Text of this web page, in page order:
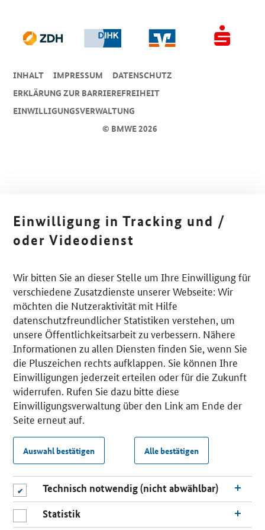
© BMWE 2026
INHALT IMPRESSUM
DA­TEN­SCHUTZ
ERKLÄRUNG ZUR BARRIEREFREIHEIT
EINWILLIGUNGSVERWALTUNG
Einwilligung in Tracking und /
oder Videodienst
Wir bitten Sie an dieser Stelle um Ihre Einwilligung für
verschiedene Zusatzdienste unserer Webseite: Wir
möchten die Nutzeraktivität mit Hilfe
datenschutzfreundlicher Statistiken verstehen, um
unsere Öffentlichkeitsarbeit zu verbessern. Nähere
Informationen zu allen Diensten finden Sie, wenn Sie
die Pluszeichen rechts aufklappen. Sie können Ihre
Einwilligungen jederzeit erteilen oder für die Zukunft
widerrufen. Rufen Sie dazu bitte diese
Einwilligungsverwaltung über den Link am Ende der
Seite erneut auf.
Auswahl bestätigen Alle bestätigen
Technisch notwendig (nicht abwählbar)
Statistik